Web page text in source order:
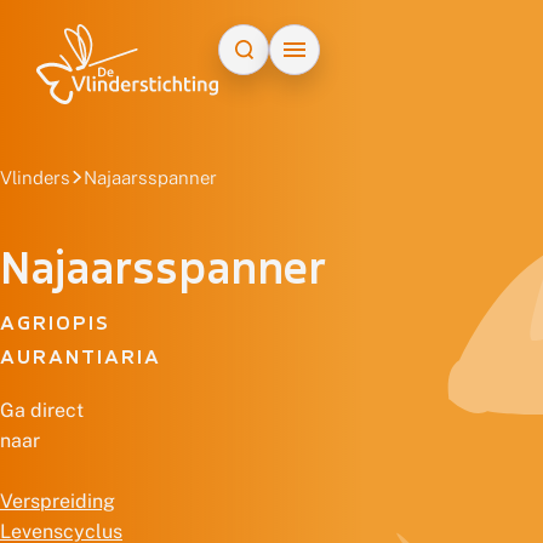
Vlinders Najaarsspanner
Najaarsspanner
AGRIOPIS
AURANTIARIA
Ga direct
naar
Verspreiding
Levenscyclus